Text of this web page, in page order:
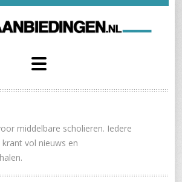
middelbare scholieren. Iedere
vol nieuws en